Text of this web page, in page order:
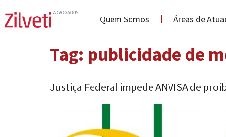
Quem Somos Áreas de
Tag: publicidade de
Justiça Federal impede ANVISA de